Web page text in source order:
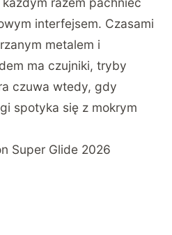
interfejsem. Czasami
metalem i
ma czujniki, tryby
czuwa wtedy, gdy
spotyka się z mokrym
Super Glide 2026